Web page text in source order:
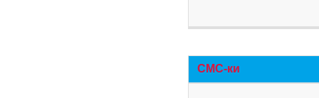
СМС-ки